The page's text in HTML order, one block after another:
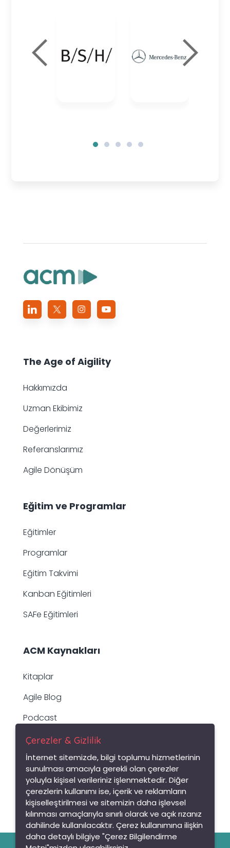
The Age of Aigility
Hakkımızda
Uzman Ekibimiz
Değerlerimiz
Referanslarımız
Agile Dönüşüm
Eğitim ve Programlar
Eğitimler
Programlar
Eğitim Takvimi
Kanban Eğitimleri
SAFe Eğitimleri
ACM Kaynakları
Kitaplar
Agile Blog
Podcast
Whitepaper
Raporlar
Çevik Sözlük
Popüler Yazılarımız
Çerezler & Gizlilik
İnternet sitemizde, bilgi toplumu hizmetlerinin
sunulması amacıyla gerekli olan çerezler
yoluyla kişisel verileriniz işlenmektedir. Diğer
çerezlerin kullanımı ise, içerik ve reklamların
kişiselleştirilmesi ve sitemizin daha işlevsel
kılınması amaçlarıyla sınırlı olarak ve açık rızanız
dahilinde kullanılacaktır. Çerez kullanımına ilişkin
daha detaylı bilgiye "Çerez Bilgilendirme